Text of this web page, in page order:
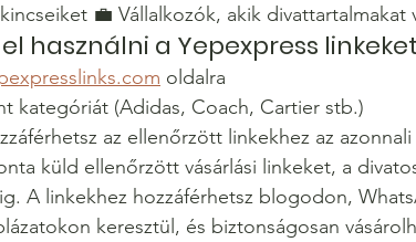
💼 Vállalkozók, akik divattartalmakat
használni a Yepexpress
oldalra
kategóriát (Adidas, Coach, Cartier stb.)
az ellenőrzött linkekhez az
küld ellenőrzött vásárlási linkeket, a
A linkekhez hozzáférhetsz blogodon,
keresztül, és biztonságosan